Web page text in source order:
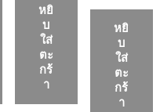
A
a
s
:
5
,
9
0
0
:
4
,
1
9
0
฿
.
หยิ
บ
ใส่
ตะ
กร้
า
a
s
:
3
,
9
0
0
:
2
,
7
0
0
฿
.
หยิ
บ
ใส่
ตะ
กร้
า